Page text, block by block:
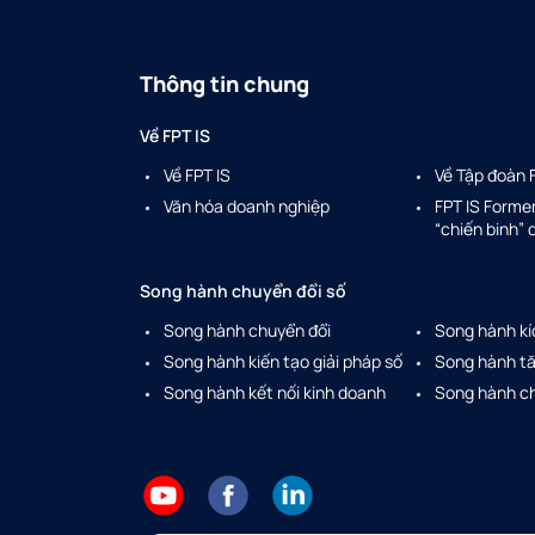
Thông tin chung
Về FPT IS
Về FPT IS
Về Tập đoàn
Văn hóa doanh nghiệp
FPT IS
“chiến binh”
Song hành chuyển đổi số
Song hành chuyển đổi
Song hành
Song hành kiến tạo giải pháp số
Song hành
Song hành kết nối kinh doanh
Song hành